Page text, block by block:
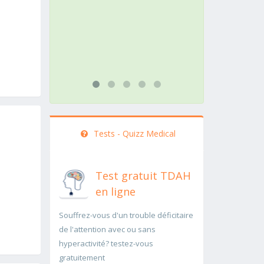
Tests - Quizz Medical
Test gratuit TDAH
en ligne
Souffrez-vous d'un trouble déficitaire
de l'attention avec ou sans
hyperactivité? testez-vous
gratuitement